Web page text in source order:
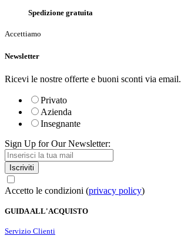
Spedizione gratuita
Accettiamo
Newsletter
Ricevi le nostre offerte e buoni sconti via email.
Privato
Azienda
Insegnante
Sign Up for Our Newsletter:
Iscriviti
Accetto le condizioni (privacy policy)
GUIDA ALL'ACQUISTO
Servizio Clienti